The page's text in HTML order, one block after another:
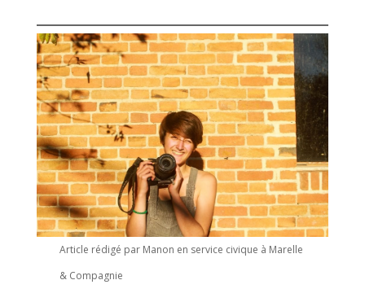
Article rédigé par Manon en service civique à Marelle
& Compagnie